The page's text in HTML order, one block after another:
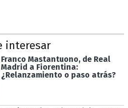
interesar
Franco Mastantuono, de Real
Madrid a Fiorentina:
¿Relanzamiento o paso atrás?